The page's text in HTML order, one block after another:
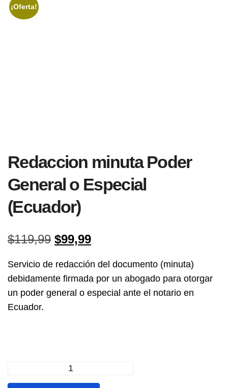
¡Oferta!
Redaccion minuta Poder
General o Especial
(Ecuador)
$119,99 El
precio
original
era:
$99,99El
precio
actual
es:
Servicio de redacción del documento (minuta)
debidamente firmada por un abogado para otorgar
un poder general o especial ante el notario en
Ecuador.
minuta